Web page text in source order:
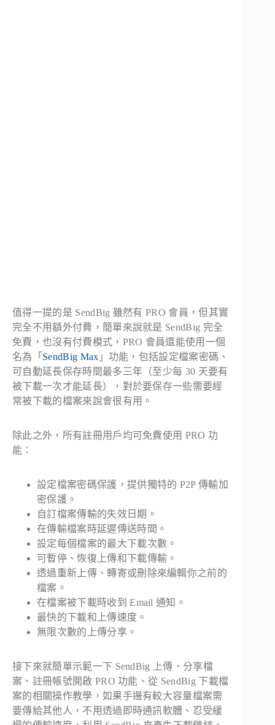
值得一提的是 SendBig 雖然有 PRO 會員，但其實
完全不用額外付費，簡單來說就是 SendBig 完全
免費，也沒有付費模式，PRO 會員還能使用一個
名為「 SendBig Max 」功能，包括設定檔案密碼、
可自動延長保存時間最多三年（至少每 30 天要有
被下載一次才能延長），對於要保存一些需要經
常被下載的檔案來說會很有用。
除此之外，所有註冊用戶均可免費使用 PRO 功
能：
設定檔案密碼保護，提供獨特的 P2P 傳輸加
密保護。
自訂檔案傳輸的失效日期。
在傳輸檔案時延遲傳送時間。
設定每個檔案的最大下載次數。
可暫停、恢復上傳和下載傳輸。
透過重新上傳、轉寄或刪除來編輯你之前的
檔案。
在檔案被下載時收到 Email 通知。
最快的下載和上傳速度。
無限次數的上傳分享。
接下來就簡單示範一下 SendBig 上傳、分享檔
案、註冊帳號開啟 PRO 功能、從 SendBig 下載檔
案的相關操作教學，如果手邊有較大容量檔案需
要傳給其他人，不用透過即時通訊軟體、忍受緩